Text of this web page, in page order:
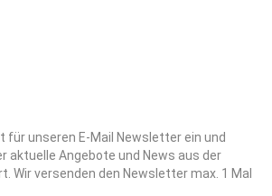
für unseren E-Mail Newsletter ein und
aktuelle Angebote und News aus der
Wir versenden den Newsletter max. 1 Mal